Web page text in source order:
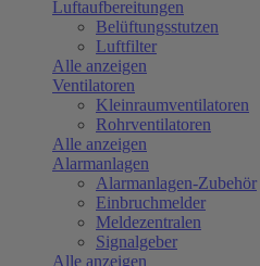
Luftaufbereitungen
Belüftungsstutzen
Luftfilter
Alle anzeigen
Ventilatoren
Kleinraumventilatoren
Rohrventilatoren
Alle anzeigen
Alarmanlagen
Alarmanlagen-Zubehör
Einbruchmelder
Meldezentralen
Signalgeber
Alle anzeigen